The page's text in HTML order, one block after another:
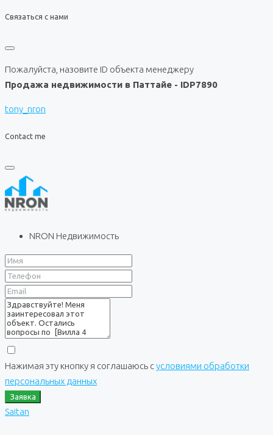
Связаться с нами
Пожалуйста, назовите ID объекта менеджеру
Продажа недвижимости в Паттайе - IDP7890
tony_nron
Contact me
NRON Недвижимость
Нажимая эту кнопку я соглашаюсь сусловиями обработки
персональных данных
Заявка
Saitan